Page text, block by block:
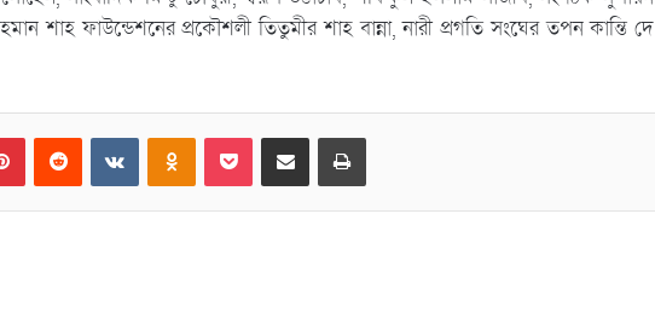
শাহ ফাউন্ডেশনের প্রকৌশলী তিতুমীর শাহ বান্না, নারী প্রগতি সংঘের তপন কান্তি দে